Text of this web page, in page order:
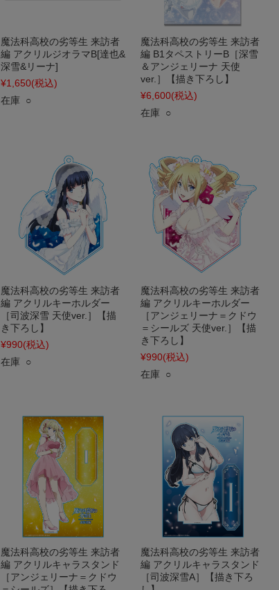
魔法科高校の劣等生 来訪者
編 アクリルジオラマB[達也&
深雪&リーナ]
¥1,650(税込)
在庫 ○
魔法科高校の劣等生 来訪者
編 B1タペストリーB［深雪
＆アンジェリーナ 天使
ver.］【描き下ろし】
¥6,600(税込)
在庫 ○
魔法科高校の劣等生 来訪者
編 アクリルキーホルダー
［司波深雪 天使ver.］【描
き下ろし】
¥990(税込)
在庫 ○
魔法科高校の劣等生 来訪者
編 アクリルキーホルダー
［アンジェリーナ＝クドウ
＝シールズ 天使ver.］【描
き下ろし】
¥990(税込)
在庫 ○
魔法科高校の劣等生 来訪者
編 アクリルキャラスタンド
［アンジェリーナ＝クドウ
魔法科高校の劣等生 来訪者
編 アクリルキャラスタンド
［司波深雪A］【描き下ろ